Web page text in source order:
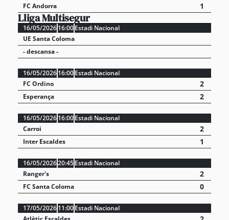
FC Andorra 1
Lliga Multisegur
16/05/202616:00Estadi Nacional
UE Santa Coloma
- descansa -
16/05/202616:00Estadi Nacional
FC Ordino
2
Esperança 2
16/05/202616:00Estadi Nacional
Carroi
2
Inter Escaldes 1
16/05/202620:45Estadi Nacional
Ranger's
2
FC Santa Coloma 0
17/05/202611:00Estadi Nacional